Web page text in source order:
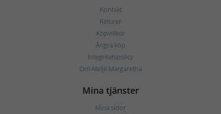
Kontakt
Returer
Köpvillkor
Ångra köp
Integritetspolicy
Om Ateljé Margaretha
Mina tjänster
Mina sidor